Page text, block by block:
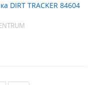
DIRT TRACKER 84604